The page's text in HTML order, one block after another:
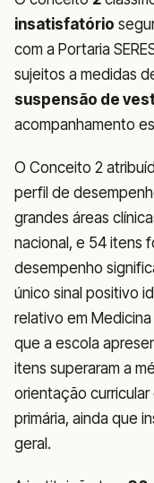
insatisfatório
com a Portaria
sujeitos a medidas
suspensão de
acompanhamento
O Conceito 2
perfil de
grandes áreas
nacional, e 54 itens
desempenho
único sinal positivo
relativo em
que a escola
itens superaram a
orientação
primária, ainda que
geral.